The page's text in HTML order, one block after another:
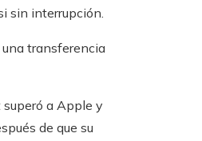
sin interrupción.
transferencia
a Apple y
de que su